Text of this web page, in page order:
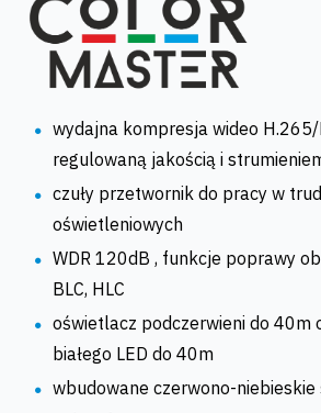
wydajna kompresja wideo
regulowaną jakością i
czuły przetwornik do pracy w
oświetleniowych
WDR 120dB , funkcje poprawy
BLC, HLC
oświetlacz podczerwieni do 40m
białego LED do 40m
wbudowane czerwono-niebieskie